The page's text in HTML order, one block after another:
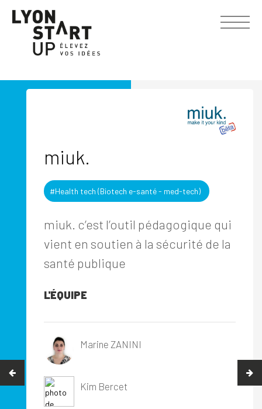
miuk.
#Health tech (Biotech e-santé - med-tech)
miuk. c’est l’outil pédagogique qui
vient en soutien à la sécurité de la
santé publique
L'ÉQUIPE
Marine ZANINI
Kim Bercet